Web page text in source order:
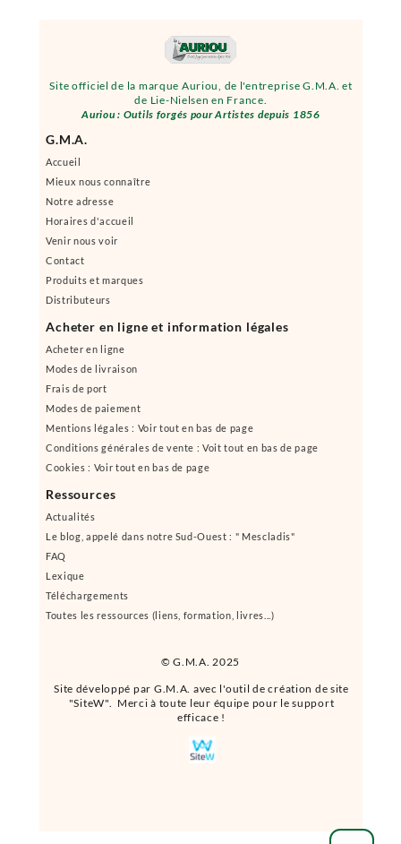
© G.M.A. 2025
Site officiel de la marque Auriou, de l'entreprise G.M.A. et
de Lie-Nielsen en France.
Auriou : Outils forgés pour Artistes depuis 1856
Site développé par G.M.A. avec l'outil de création de site
"SiteW". Merci à toute leur équipe pour le support
efficace !
G.M.A.
Accueil
Mieux nous connaître
Notre adresse
Horaires d'accueil
Venir nous voir
Contact
Produits et marques
Distributeurs
Acheter en ligne et information légales
Acheter en ligne
Modes de livraison
Frais de port
Modes de paiement
Mentions légales : Voir tout en bas de page
Conditions générales de vente : Voit tout en bas de page
Cookies : Voir tout en bas de page
Ressources
Actualités
Le blog, appelé dans notre Sud-Ouest : " Mescladis"
FAQ
Lexique
Téléchargements
Toutes les ressources (liens, formation, livres...)